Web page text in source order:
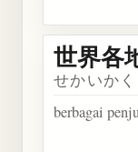
世界各
せかいか
berbagai